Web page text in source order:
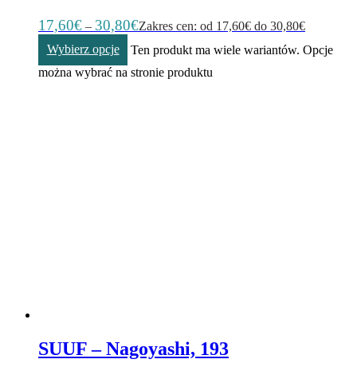
17,60€ – 30,80€Zakres cen: od 17,60€ do 30,80€
Wybierz opcje
Ten produkt ma wiele wariantów. Opcje
można wybrać na stronie produktu
SUUF – Nagoyashi, 193